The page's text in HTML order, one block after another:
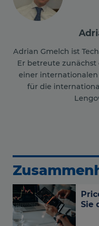
Adrian Gmelch ist
Er betreute
einer internationalen
für die
Sie